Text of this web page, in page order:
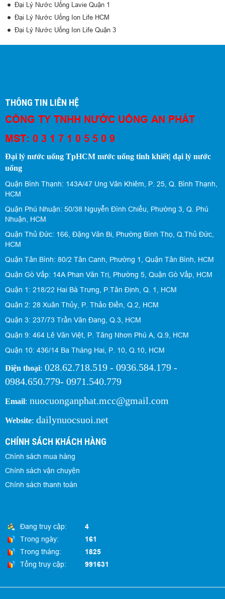
Đại Lý Nước Uống Lavie Quận 1
Đại Lý Nước Uống Ion Life HCM
Đại Lý Nước Uống Ion Life Quận 3
THÔNG TIN LIÊN HỆ
CÔNG TY TNHH NƯỚC UỐNG AN PHÁT
MST: 0 3 1 7 1 0 5 5 0 9
Đại lý nước uống TpHCM nước uống tinh khiết| đại lý nước
uống
Quận Bình Thạnh: 143A/47 Ung Văn Khiêm, P. 25, Q. Bình Thạnh,
HCM
Quận Phú Nhuận: 50/38 Nguyễn Đình Chiểu, Phường 3, Q. Phú
Nhuận, HCM
Quận Thủ Đức: 166, Đặng Văn Bi, Phường Bình Thọ, Q.Thủ Đức,
HCM
Quận Tân Bình: 80/2 Tân Canh, Phường 1, Quận Tân Bình, HCM
Quận Gò Vấp: 14A Phan Văn Trị, Phường 5, Quận Gò Vấp, HCM
Quận 1: 218/22 Hai Bà Trưng, P.Tân Định, Q. 1, HCM
Quận 2: 28 Xuân Thủy, P. Thảo Điền, Q.2, HCM
Quận 3: 237/73 Trần Văn Đang, Q.3, HCM
Quận 9: 464 Lê Văn Việt, P. Tăng Nhơn Phú A, Q.9, HCM
Quận 10: 436/14 Ba Tháng Hai, P. 10, Q.10, HCM
Điện thoại: 028.62.718.519 - 0936.584.179 -
0984.650.779- 0971.540.779
Email: nuocuonganphat.mcc@gmail.com
Website: dailynuocsuoi.net
CHÍNH SÁCH KHÁCH HÀNG
Chính sách mua hàng
Chính sách vận chuyện
Chính sách thanh toán
Đang truy cập:
4
Trong ngày:
161
Trong tháng:
1825
Tổng truy cập:
991631